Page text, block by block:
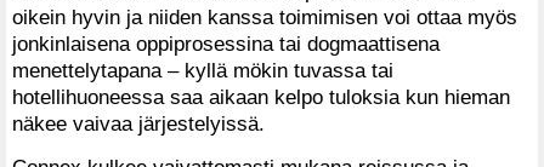
oikein hyvin ja niiden kanssa toimimisen voi ottaa myös
jonkinlaisena oppiprosessina tai dogmaattisena
menettelytapana – kyllä mökin tuvassa tai
hotellihuoneessa saa aikaan kelpo tuloksia kun hieman
näkee vaivaa järjestelyissä.